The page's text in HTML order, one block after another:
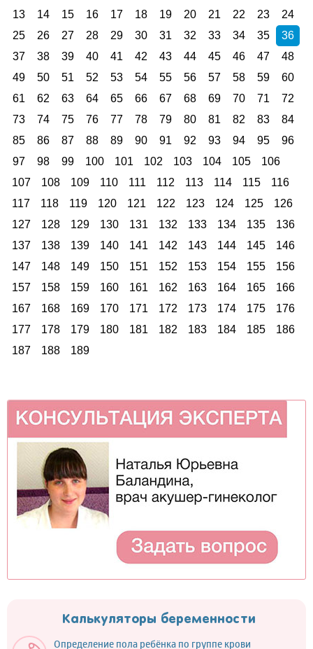
13
14 15 16 17 18 19 20 21 22 23
24
25
26 27 28 29 30 31 32 33 34 35
36
37
38 39 40 41 42 43 44 45 46 47
48
49
50 51 52 53 54 55 56 57 58 59
60
61
62 63 64 65 66 67 68 69 70 71
72
73
74 75 76 77 78 79 80 81 82 83
84
85
86 87 88 89 90 91 92 93 94 95
96
97
98 99 100 101 102 103 104 105
106
107
108 109 110 111 112 113 114 115
116
117
118 119 120 121 122 123 124 125
126
127
128 129 130 131 132 133 134 135
136
137
138 139 140 141 142 143 144 145
146
147
148 149 150 151 152 153 154 155
156
157
158 159 160 161 162 163 164 165
166
167
168 169 170 171 172 173 174 175
176
177
178 179 180 181 182 183 184 185
186
187
188 189
Калькуляторы беременности
Определение пола ребёнка по группе крови